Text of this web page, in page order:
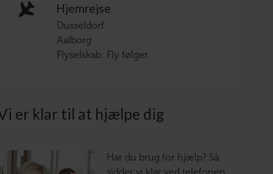
Hjemrejse
Dusseldorf
Aalborg
Flyselskab: Fly følger
er klar til at hjælpe dig
Har du brug for hjælp? Så